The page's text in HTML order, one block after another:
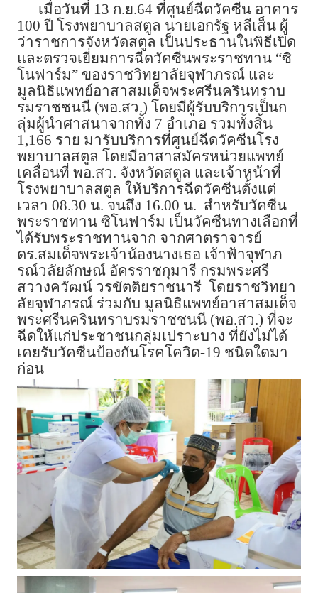
เมื่อวันที่ 13 ก.ย.64 ที่ศูนย์ฉีดวัคซีน อาคาร
100 ปี โรงพยาบาลสตูล นายเอกรัฐ หลีเส็น ผู้
ว่าราชการจังหวัดสตูล เป็นประธานในพิธีเปิด
และตรวจเยี่ยมการฉีดวัคซีนพระราชทาน “ซิ
โนฟาร์ม” ของราชวิทยาลัยจุฬาภรณ์ และ
มูลนิธิแพทย์อาสาสมเด็จพระศรีนครินทราบ
รมราชชนนี (พอ.สว.) โดยมีผู้รับบริการเป็นก
ลุ่มผู้นำศาสนาจากทั้ง 7 อำเภอ รวมทั้งสิ้น
1,166 ราย มารับบริการที่ศูนย์ฉีดวัคซีนโรง
พยาบาลสตูล โดยมีอาสาสมัครหน่วยแพทย์
เคลื่อนที่ พอ.สว. จังหวัดสตูล และเจ้าหน้าที่
โรงพยาบาลสตูล ให้บริการฉีดวัคซีนตั้งแต่
เวลา 08.30 น. จนถึง 16.00 น. สำหรับวัคซีน
พระราชทาน ซิโนฟาร์ม เป็นวัคซีนทางเลือกที่
ได้รับพระราชทานจาก จากศาตราจารย์
ดร.สมเด็จพระเจ้าน้องนางเธอ เจ้าฟ้าจุฬาภ
รณ์วลัยลักษณ์ อัครราชกุมารี กรมพระศรี
สวางควัฒน์ วรขัตติยราชนารี โดยราชวิทยา
ลัยจุฬาภรณ์ ร่วมกับ มูลนิธิแพทย์อาสาสมเด็จ
พระศรีนครินทราบรมราชชนนี (พอ.สว.) ที่จะ
ฉีดให้แก่ประชาชนกลุ่มเปราะบาง ที่ยังไม่ได้
เคยรับวัคซีนป้องกันโรคโควิด-19 ชนิดใดมา
ก่อน